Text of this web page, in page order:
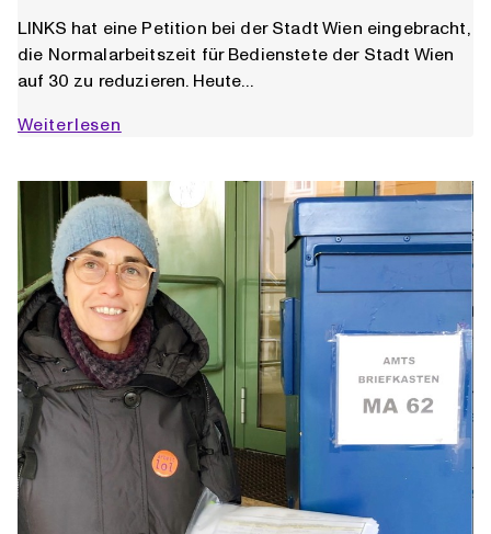
LINKS hat eine Petition bei der Stadt Wien eingebracht,
die Normalarbeitszeit für Bedienstete der Stadt Wien
auf 30 zu reduzieren. Heute…
Weiterlesen
Stunden-
Woche
für
Gemeindebedienstete
der
Stadt
Wien